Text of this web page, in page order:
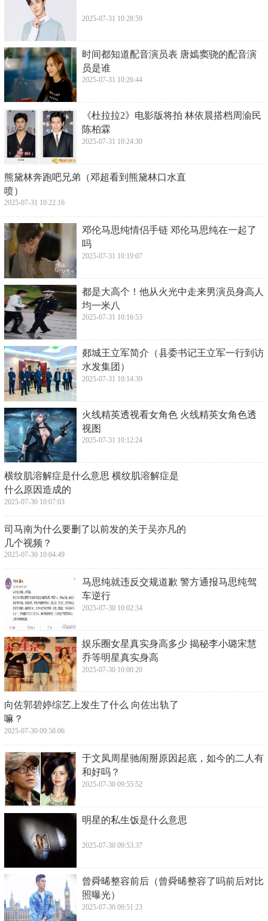
2025-07-31 10:28:59
​时间都知道配音演员表 唐嫣窦骁的配音演
员是谁
2025-07-31 10:26:44
​《杜拉拉2》电影版将拍 林依晨搭档周渝民
陈柏霖
2025-07-31 10:24:30
​熊黛林奔跑吧兄弟（邓超看到熊黛林口水直
喷）
2025-07-31 10:22:16
​邓伦马思纯情侣手链 邓伦马思纯在一起了
吗
2025-07-31 10:19:07
​都是大高个！他从火光中走来男演员身高人
均一米八
2025-07-31 10:16:53
​郯城王立军简介（县委书记王立军一行到访
水发集团）
2025-07-31 10:14:39
​火线精英透视看女角色 火线精英女角色透
视图
2025-07-31 10:12:24
​横纹肌溶解症是什么意思 横纹肌溶解症是
什么原因造成的
2025-07-30 10:07:03
​司马南为什么要删了以前发的关于吴亦凡的
几个视频？
2025-07-30 10:04:49
​马思纯就违反交规道歉 警方通报马思纯驾
车逆行
2025-07-30 10:02:34
​娱乐圈女星真实身高多少 揭秘李小璐宋慧
乔等明星真实身高
2025-07-30 10:00:20
​向佐郭碧婷综艺上发生了什么 向佐出轨了
嘛？
2025-07-30 09:58:06
​于文凤周星驰闹掰原因起底，如今的二人有
和好吗？
2025-07-30 09:55:52
​明星的私生饭是什么意思
2025-07-30 09:53:37
​曾舜晞整容前后（曾舜晞整容了吗前后对比
照曝光）
2025-07-30 09:51:23